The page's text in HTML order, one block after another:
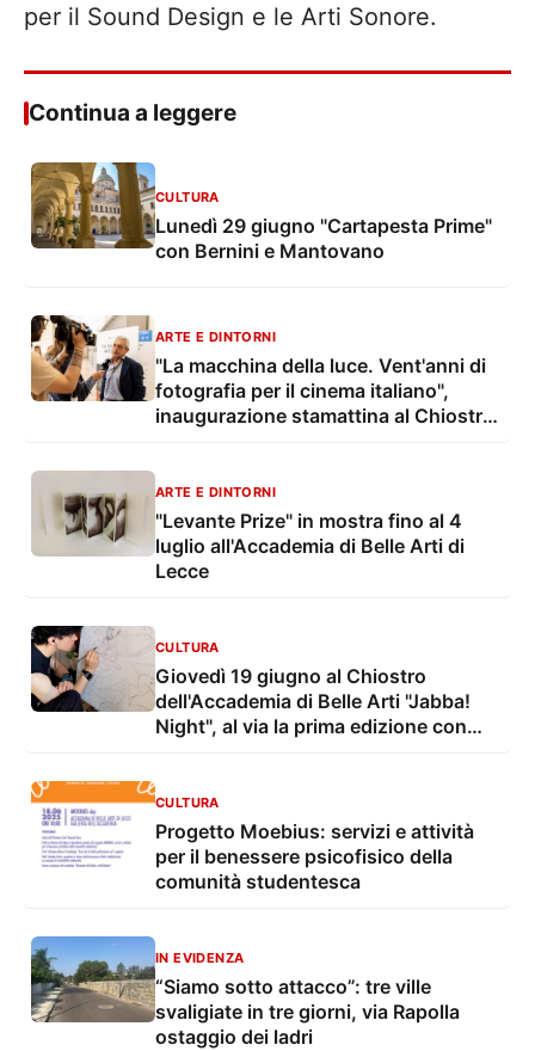
per il Sound Design e le Arti Sonore.
Continua a leggere
CULTURA
Lunedì 29 giugno "Cartapesta Prime"
con Bernini e Mantovano
ARTE E DINTORNI
"La macchina della luce. Vent'anni di
fotografia per il cinema italiano",
inaugurazione stamattina al Chiostro
ARTE E DINTORNI
"Levante Prize" in mostra fino al 4
luglio all'Accademia di Belle Arti di
Lecce
CULTURA
Giovedì 19 giugno al Chiostro
dell'Accademia di Belle Arti "Jabba!
Night", al via la prima edizione con
CULTURA
Progetto Moebius: servizi e attività
per il benessere psicofisico della
comunità studentesca
IN EVIDENZA
“Siamo sotto attacco”: tre ville
svaligiate in tre giorni, via Rapolla
ostaggio dei ladri